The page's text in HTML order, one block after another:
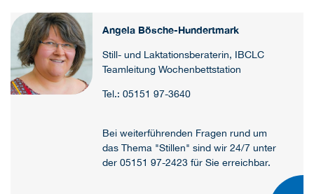
Angela Bösche-Hundertmark
Still- und Laktationsberaterin, IBCLC
Teamleitung Wochenbettstation
Tel.: 05151 97-3640
Bei weiterführenden Fragen rund um
das Thema "Stillen" sind wir 24/7 unter
der 05151 97-2423 für Sie erreichbar.